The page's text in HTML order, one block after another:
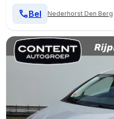
Nederhorst Den Berg
Bel